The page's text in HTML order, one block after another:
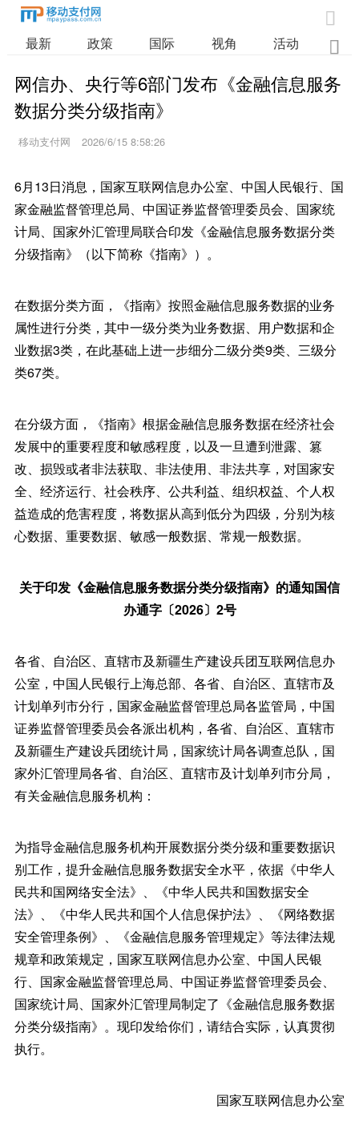

最新 政策 国际 视角 活动 业

网信办、央行等6部门发布《金融信息服务
数据分类分级指南》
移动支付网 2026/6/15 8:58:26
6月13日消息，国家互联网信息办公室、中国人民银行、国
家金融监督管理总局、中国证券监督管理委员会、国家统
计局、国家外汇管理局联合印发《金融信息服务数据分类
分级指南》（以下简称《指南》）。
在数据分类方面，《指南》按照金融信息服务数据的业务
属性进行分类，其中一级分类为业务数据、用户数据和企
业数据3类，在此基础上进一步细分二级分类9类、三级分
类67类。
在分级方面，《指南》根据金融信息服务数据在经济社会
发展中的重要程度和敏感程度，以及一旦遭到泄露、篡
改、损毁或者非法获取、非法使用、非法共享，对国家安
全、经济运行、社会秩序、公共利益、组织权益、个人权
益造成的危害程度，将数据从高到低分为四级，分别为核
心数据、重要数据、敏感一般数据、常规一般数据。
关于印发《金融信息服务数据分类分级指南》的通知国信
办通字〔2026〕2号
各省、自治区、直辖市及新疆生产建设兵团互联网信息办
公室，中国人民银行上海总部、各省、自治区、直辖市及
计划单列市分行，国家金融监督管理总局各监管局，中国
证券监督管理委员会各派出机构，各省、自治区、直辖市
及新疆生产建设兵团统计局，国家统计局各调查总队，国
家外汇管理局各省、自治区、直辖市及计划单列市分局，
有关金融信息服务机构：
为指导金融信息服务机构开展数据分类分级和重要数据识
别工作，提升金融信息服务数据安全水平，依据《中华人
民共和国网络安全法》、《中华人民共和国数据安全
法》、《中华人民共和国个人信息保护法》、《网络数据
安全管理条例》、《金融信息服务管理规定》等法律法规
规章和政策规定，国家互联网信息办公室、中国人民银
行、国家金融监督管理总局、中国证券监督管理委员会、
国家统计局、国家外汇管理局制定了《金融信息服务数据
分类分级指南》。现印发给你们，请结合实际，认真贯彻
执行。
国家互联网信息办公室